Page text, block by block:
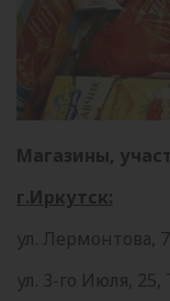
Магазины,
г.Иркутск:
ул. Лермонтова,
ул. 3-го Июля,